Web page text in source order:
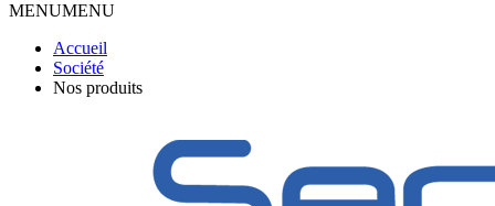
MENUMENU
Accueil
Société
Nos produits